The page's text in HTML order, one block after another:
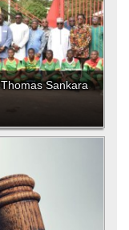
Sankara